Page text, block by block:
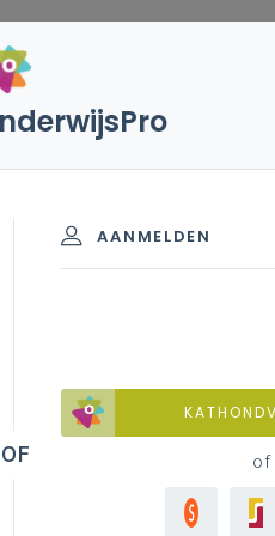
in opleiding
in
(N.B. Enkele
vergeef jij me wel,
AANMELDEN
of